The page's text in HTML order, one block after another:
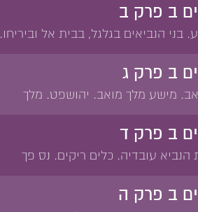
ב פרק ב
בני הנביאים בגלגל, בבית אל וביריחו.
'אבי אבי רכב ישראל ופרשיו'.
המתקת מי יריחו. 'עלה קרח'. שני
ב פרק ג
מישע מלך מואב. יהושפט. מלך
אדומים כדם'. 'ויקח את בנו הבכור...
על החומה'.
ב פרק ד
עובדיה. כלים ריקים. נס פך
אלישע מחייה את בן השונמית.
את הנזיד. לחם ביכורים. 'אכול והותר'.
ב פרק ה